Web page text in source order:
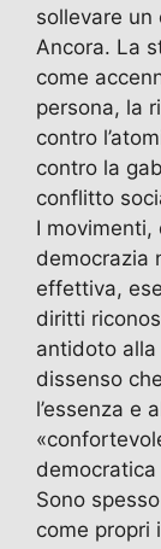
sollevare un
Ancora. La
come
persona, la
contro
contro la
conflitto
I
democrazia
effettiva,
diritti
antidoto
dissenso
l’essenza e
Sono
come propri